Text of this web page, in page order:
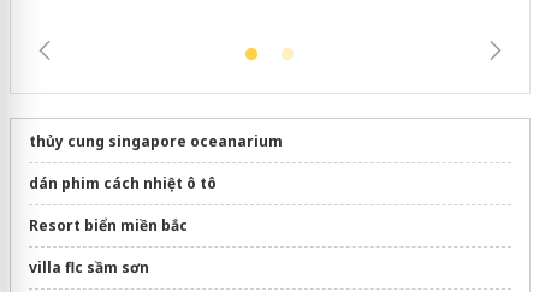
thủy cung singapore oceanarium
dán phim cách nhiệt ô tô
Resort biển miền bắc
villa flc sầm sơn